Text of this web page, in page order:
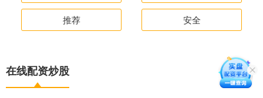
推荐 安全
在线配资炒股